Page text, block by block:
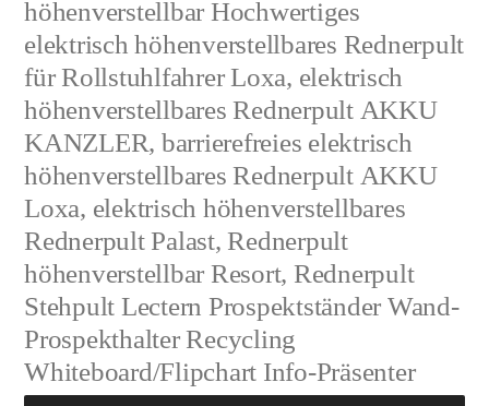
höhenverstellbar Hochwertiges
elektrisch höhenverstellbares Rednerpult
für Rollstuhlfahrer Loxa, elektrisch
höhenverstellbares Rednerpult AKKU
KANZLER, barrierefreies elektrisch
höhenverstellbares Rednerpult AKKU
Loxa, elektrisch höhenverstellbares
Rednerpult Palast, Rednerpult
höhenverstellbar Resort, Rednerpult
Stehpult Lectern Prospektständer Wand-
Prospekthalter Recycling
Whiteboard/Flipchart Info-Präsenter